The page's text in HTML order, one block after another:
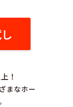
！
まなホー